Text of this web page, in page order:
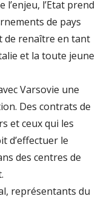
l’Etat prend
de pays
de renaître en tant
et la toute jeune
Varsovie une
Des contrats de
et ceux qui les
d’effectuer le
des centres de
représentants du